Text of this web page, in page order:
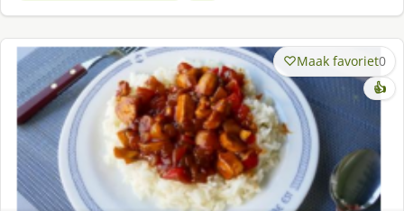
Maak favoriet0
👍